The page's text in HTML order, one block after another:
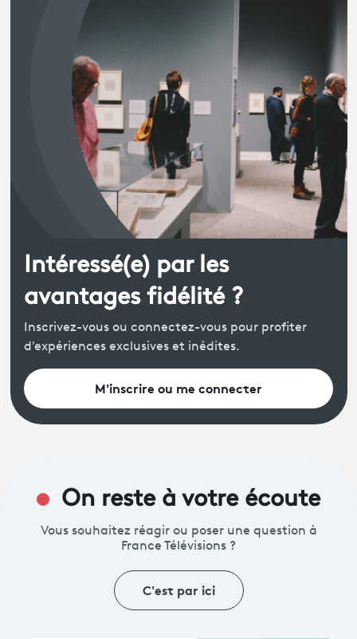
Intéressé(e) par les
avantages fidélité ?
Inscrivez-vous ou connectez-vous pour profiter
d'expériences exclusives et inédites.
M'inscrire ou me connecter
On reste à votre écoute
Vous souhaitez réagir ou poser une question à
France Télévisions ?
C'est par ici